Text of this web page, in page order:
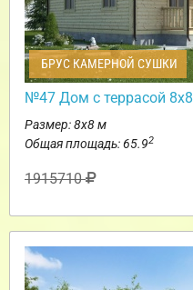
БРУС КАМЕРНОЙ СУШКИ
№47 Дом с террасой 8х8
Размер: 8х8 м
Общая площадь: 65.92
1915710